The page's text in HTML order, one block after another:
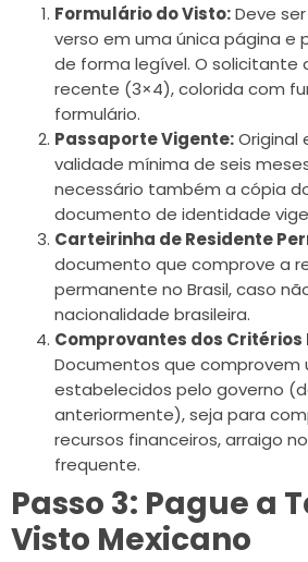
Formulário do Visto:Deve
verso em uma única página e
de forma legível. O solicitante
recente (3×4), colorida com
formulário.
Passaporte Vigente:Original
validade mínima de seis
necessário também a cópia
documento de identidade
Carteirinha de Residente
documento que comprove a
permanente no Brasil, caso
nacionalidade brasileira.
Comprovantes dos Critérios
Documentos que comprovem
estabelecidos pelo governo
anteriormente), seja para
recursos financeiros, arraigo
frequente.
Passo 3: Pague a
Visto Mexicano